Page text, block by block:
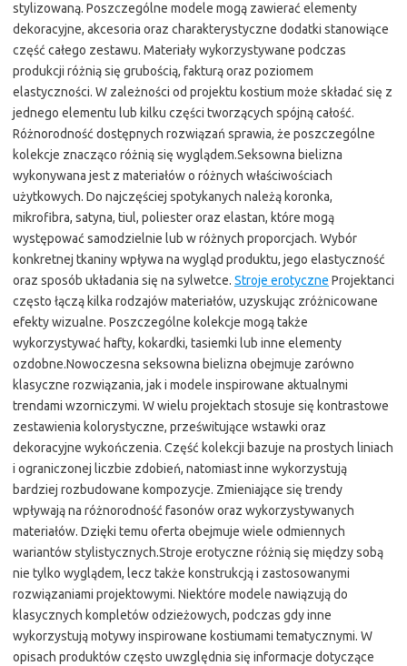
stylizowaną. Poszczególne modele mogą zawierać elementy
dekoracyjne, akcesoria oraz charakterystyczne dodatki stanowiące
część całego zestawu. Materiały wykorzystywane podczas
produkcji różnią się grubością, fakturą oraz poziomem
elastyczności. W zależności od projektu kostium może składać się z
jednego elementu lub kilku części tworzących spójną całość.
Różnorodność dostępnych rozwiązań sprawia, że poszczególne
kolekcje znacząco różnią się wyglądem.Seksowna bielizna
wykonywana jest z materiałów o różnych właściwościach
użytkowych. Do najczęściej spotykanych należą koronka,
mikrofibra, satyna, tiul, poliester oraz elastan, które mogą
występować samodzielnie lub w różnych proporcjach. Wybór
konkretnej tkaniny wpływa na wygląd produktu, jego elastyczność
oraz sposób układania się na sylwetce. Stroje erotyczne Projektanci
często łączą kilka rodzajów materiałów, uzyskując zróżnicowane
efekty wizualne. Poszczególne kolekcje mogą także
wykorzystywać hafty, kokardki, tasiemki lub inne elementy
ozdobne.Nowoczesna seksowna bielizna obejmuje zarówno
klasyczne rozwiązania, jak i modele inspirowane aktualnymi
trendami wzorniczymi. W wielu projektach stosuje się kontrastowe
zestawienia kolorystyczne, prześwitujące wstawki oraz
dekoracyjne wykończenia. Część kolekcji bazuje na prostych liniach
i ograniczonej liczbie zdobień, natomiast inne wykorzystują
bardziej rozbudowane kompozycje. Zmieniające się trendy
wpływają na różnorodność fasonów oraz wykorzystywanych
materiałów. Dzięki temu oferta obejmuje wiele odmiennych
wariantów stylistycznych.Stroje erotyczne różnią się między sobą
nie tylko wyglądem, lecz także konstrukcją i zastosowanymi
rozwiązaniami projektowymi. Niektóre modele nawiązują do
klasycznych kompletów odzieżowych, podczas gdy inne
wykorzystują motywy inspirowane kostiumami tematycznymi. W
opisach produktów często uwzględnia się informacje dotyczące